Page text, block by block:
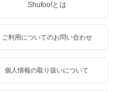
Shufoo!とは
ご利用についてのお問い合わせ
個人情報の取り扱いについて